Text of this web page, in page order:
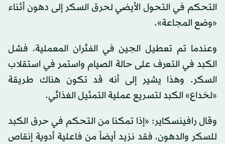
التحكم في التحول الأيضي لحرق السكر إلى دهون أثناء
«وضع المجاعة».
وعندما تم تعطيل الجين في الفئران المعملية، فشل
الكبد في التعرف على حالة الصيام واستمر في استقلاب
السكر. وهذا يشير إلى أنه قد تكون هناك طريقة
«لخداع» الكبد لتسريع عملية التمثيل الغذائي.
وقال رافينسكاير: «إذا تمكنا من التحكم في حرق الكبد
للسكر والدهون، فقد نزيد أيضاً من فاعلية أدوية إنقاص